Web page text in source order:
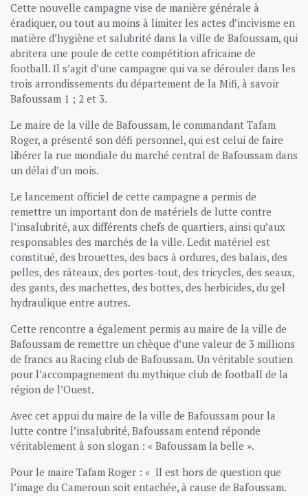
Cette nouvelle campagne vise de manière générale à
éradiquer, ou tout au moins à limiter les actes d’incivisme en
matière d’hygiène et salubrité dans la ville de Bafoussam, qui
abritera une poule de cette compétition africaine de
football. Il s’agit d’une campagne qui va se dérouler dans les
trois arrondissements du département de la Mifi, à savoir
Bafoussam 1 ; 2 et 3.
Le maire de la ville de Bafoussam, le commandant Tafam
Roger, a présenté son défi personnel, qui est celui de faire
libérer la rue mondiale du marché central de Bafoussam dans
un délai d’un mois.
Le lancement officiel de cette campagne a permis de
remettre un important don de matériels de lutte contre
l’insalubrité, aux différents chefs de quartiers, ainsi qu’aux
responsables des marchés de la ville. Ledit matériel est
constitué, des brouettes, des bacs à ordures, des balais, des
pelles, des râteaux, des portes-tout, des tricycles, des seaux,
des gants, des machettes, des bottes, des herbicides, du gel
hydraulique entre autres.
Cette rencontre a également permis au maire de la ville de
Bafoussam de remettre un chèque d’une valeur de 3 millions
de francs au Racing club de Bafoussam. Un véritable soutien
pour l’accompagnement du mythique club de football de la
région de l’Ouest.
Avec cet appui du maire de la ville de Bafoussam pour la
lutte contre l’insalubrité, Bafoussam entend réponde
véritablement à son slogan : « Bafoussam la belle ».
Pour le maire Tafam Roger : « Il est hors de question que
l’image du Cameroun soit entachée, à cause de Bafoussam.